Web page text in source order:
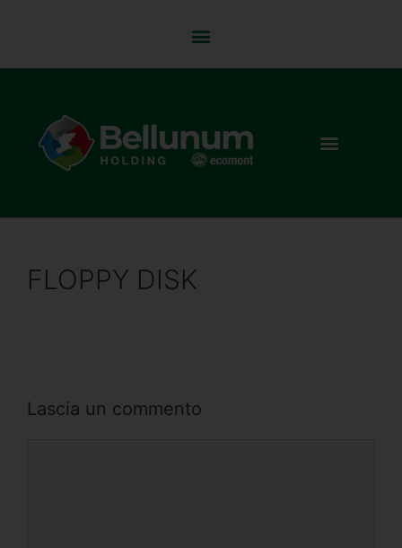
FLOPPY DISK
Lascia un commento